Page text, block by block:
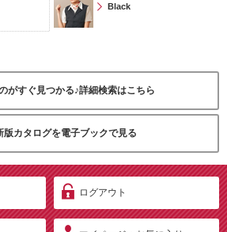
Black
がすぐ見つかる♪詳細検索はこちら
版カタログを電子ブックで見る
ログアウト